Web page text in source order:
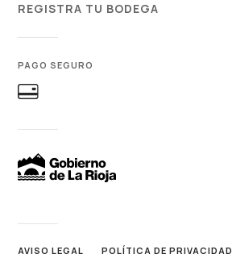
REGISTRA TU BODEGA
PAGO SEGURO
AVISO LEGAL
POLÍTICA DE PRIVACIDAD